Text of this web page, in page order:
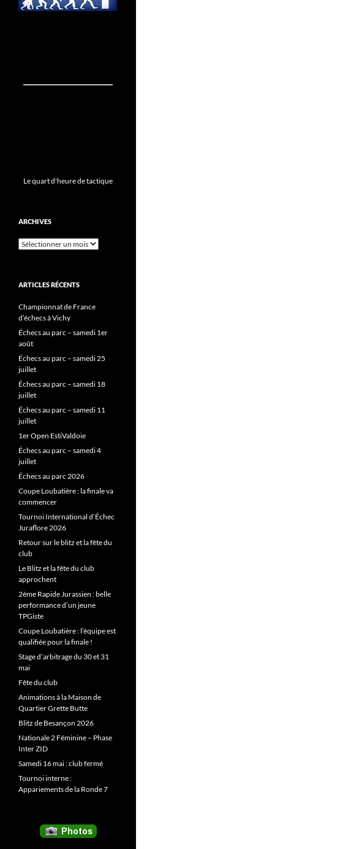
Le quart d'heure de tactique
ARCHIVES
Archives
ARTICLES RÉCENTS
Championnat de France
d’échecs à Vichy
Échecs au parc – samedi 1er
août
Échecs au parc – samedi 25
juillet
Échecs au parc – samedi 18
juillet
Échecs au parc – samedi 11
juillet
1er Open EstiValdoie
Échecs au parc – samedi 4
juillet
Échecs au parc 2026
Coupe Loubatière : la finale va
commencer
Tournoi International d’Échec
Juraflore 2026
Retour sur le blitz et la fête du
club
Le Blitz et la fête du club
approchent
2ème Rapide Jurassien : belle
performance d’un jeune
TPGiste
Coupe Loubatière : l’équipe est
qualifiée pour la finale !
Stage d’arbitrage du 30 et 31
mai
Fête du club
Animations à la Maison de
Quartier Grette Butte
Blitz de Besançon 2026
Nationale 2 Féminine – Phase
Inter ZID
Samedi 16 mai : club fermé
Tournoi interne :
Appariements de la Ronde 7